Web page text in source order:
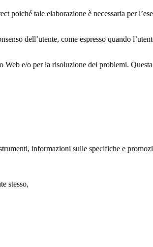
tale elaborazione è necessaria per
dell’utente, come espresso quando
e/o per la risoluzione dei problemi.
informazioni sulle specifiche e
stesso,